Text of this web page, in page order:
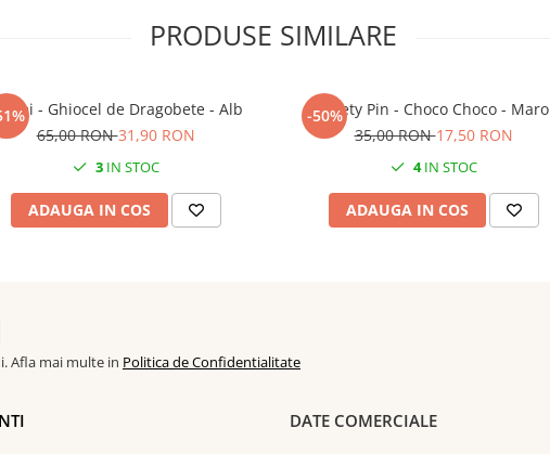
PRODUSE SIMILARE
- Ghiocel de Dragobete - Alb
65,00 RON31,90 RON
3IN STOC
ADAUGA IN COS
-50%
Safety Pin - Choco Choco - Maro
35,00 RON17,50 RON
4IN STOC
ADAUGA IN COS
Afla mai multe in Politica de Confidentialitate
DATE COMERCIALE